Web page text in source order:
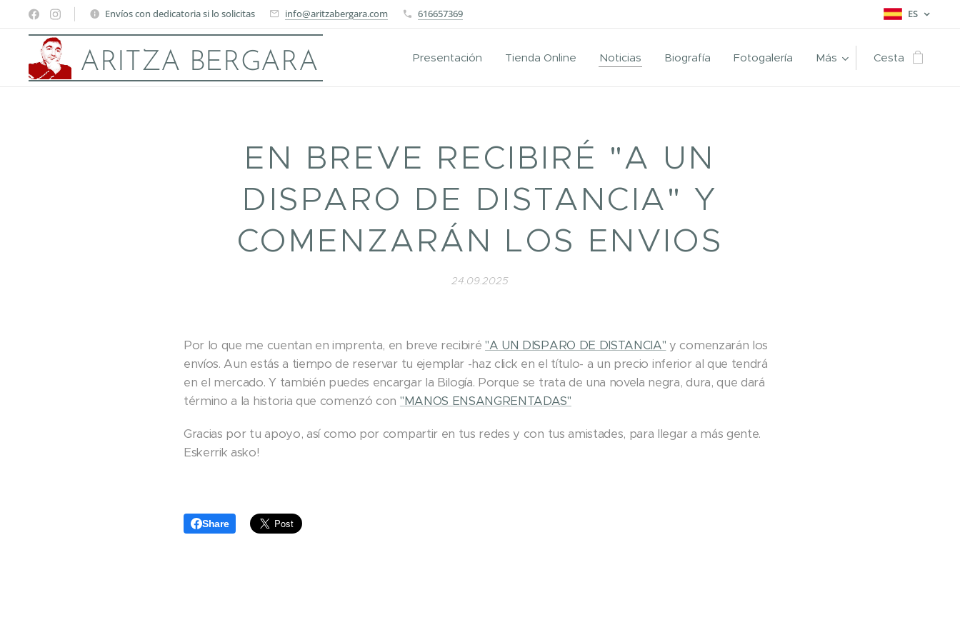
Envíos con dedicatoria si lo solicitas info@aritzabergara.com 616657369 ES
ARITZA BERGARA Presentación Tienda Online Noticias Biografía Fotogalería Más Cesta
EN BREVE RECIBIRÉ "A UN
DISPARO DE DISTANCIA" Y
COMENZARÁN LOS ENVIOS
24.09.2025
Por lo que me cuentan en imprenta, en breve recibiré"A UN DISPARO DE DISTANCIA" y comenzarán los
envíos. Aun estás a tiempo de reservar tu ejemplar -haz click en el título- a un precio inferior al que tendrá
en el mercado. Y también puedes encargar la Bilogía. Porque se trata de una novela negra, dura, que dará
término a la historia que comenzó con "MANOS ENSANGRENTADAS"
Gracias por tu apoyo, así como por compartir en tus redes y con tus amistades, para llegar a más gente.
Eskerrik asko!
Share